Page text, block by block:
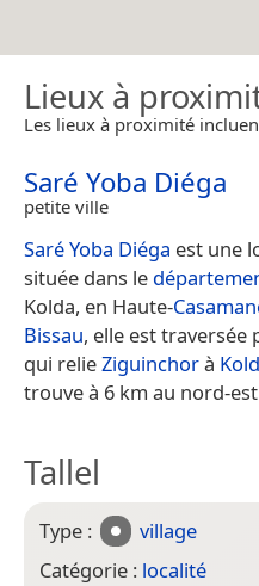
Lieux à
Les lieux à proximité
Saré Yoba Diéga
petite ville
Saré Yoba Diéga est une
située dans le
Kolda, en Haute-
Bissau, elle est
qui relieZiguinchorà
trouve à 6 km au nord-
Tallel
Type :
village
Catégorie : localité